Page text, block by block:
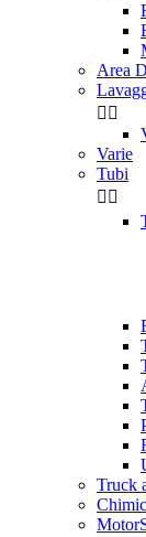
Area
 
Varie
Tubi
 
Truck